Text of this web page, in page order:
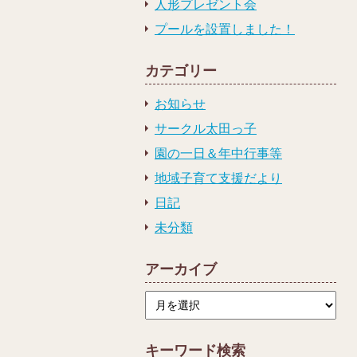
人形プレゼント会
プールを設置しました！
カテゴリー
お知らせ
サークル太田っ子
園の一日＆年中行事等
地域子育て支援だより
日記
未分類
アーカイブ
ア
ー
カ
ブ
キーワード検索